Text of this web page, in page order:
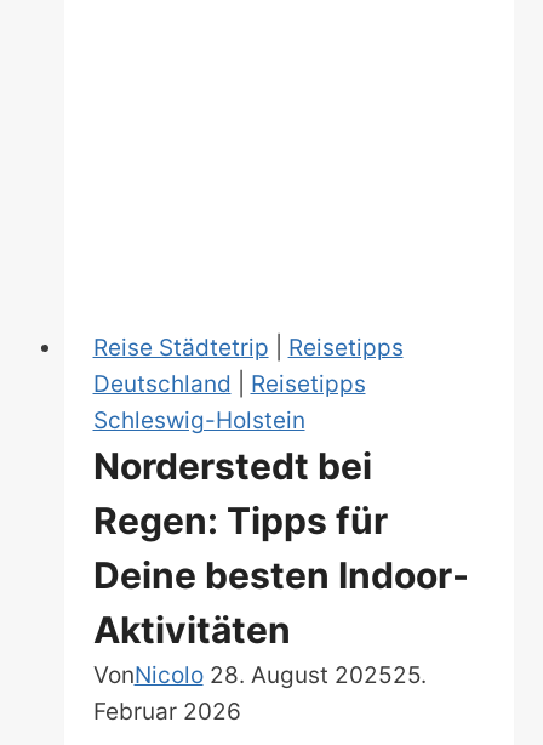
überraschend
entdeckst!
Reise Städtetrip
Reisetipps
Deutschland
Reisetipps
Schleswig-Holstein
Norderstedt bei
Regen: Tipps für
Deine besten Indoor-
Aktivitäten
VonNicolo 28. August 202525.
Februar 2026